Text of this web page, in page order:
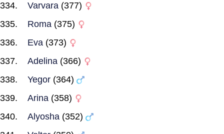
Varvara (377)
Roma (375)
Eva (373)
Adelina (366)
Yegor (364)
Arina (358)
Alyosha (352)